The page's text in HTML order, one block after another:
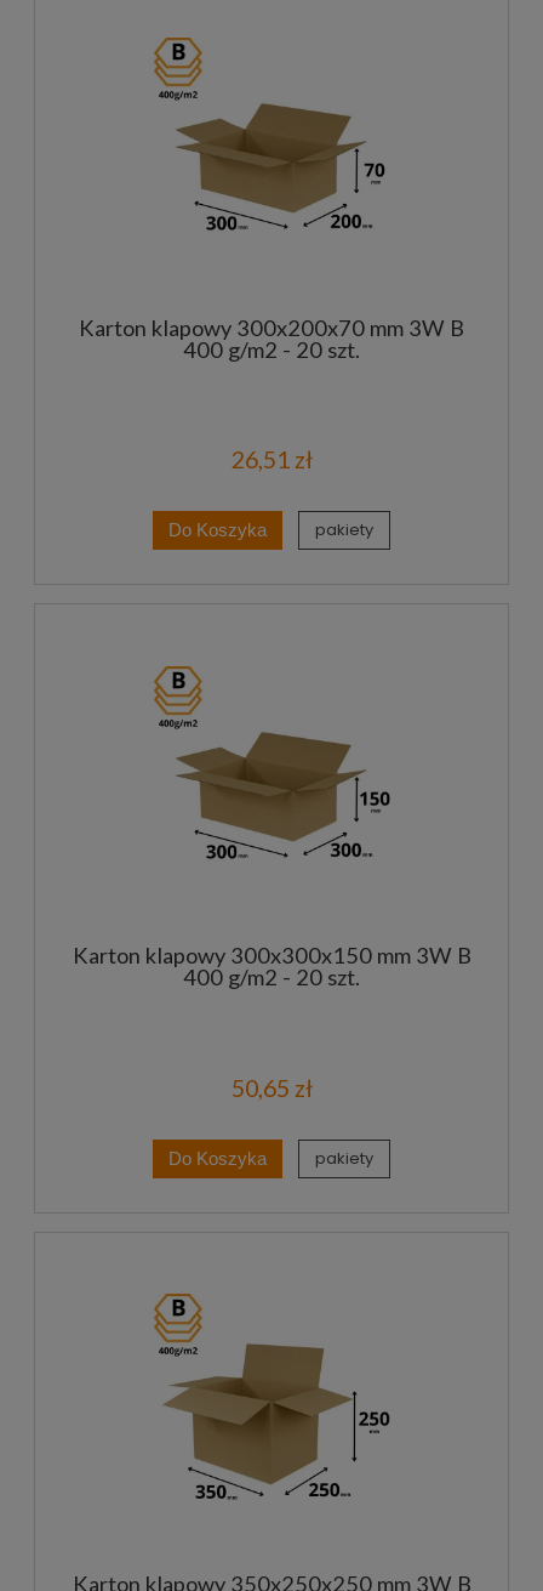
Karton klapowy 300x200x70 mm 3W B
400 g/m2 - 20 szt.
26,51 zł
Do Koszyka pakiety
Karton klapowy 300x300x150 mm 3W B
400 g/m2 - 20 szt.
50,65 zł
Do Koszyka pakiety
Karton klapowy 350x250x250 mm 3W B